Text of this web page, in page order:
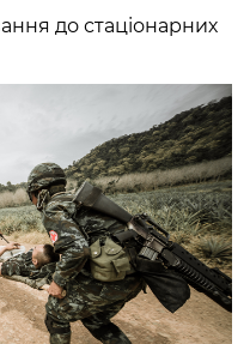
до стаціонарних